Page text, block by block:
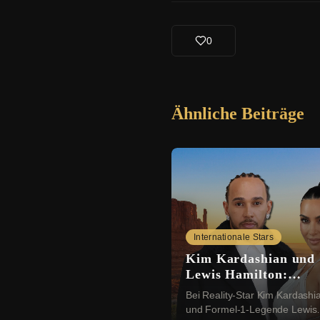
0
Ähnliche Beiträge
Internationale Stars
Kim Kardashian und
Lewis Hamilton:
Romantik in der
Bei Reality-Star Kim
und Formel-1-Legende Lewis